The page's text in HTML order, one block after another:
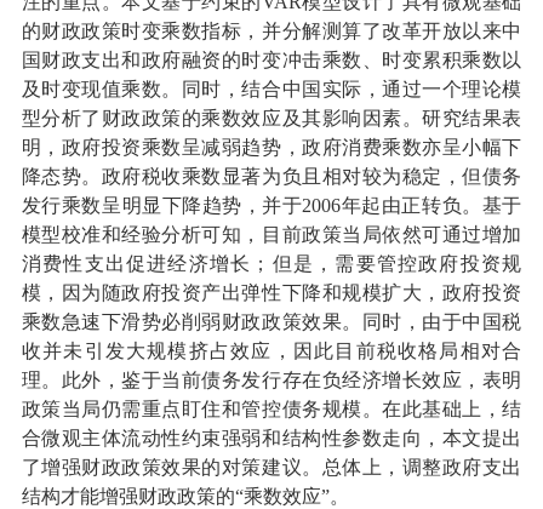
的财政政策时变乘数指标，并分解测算了改革开放以来中
国财政支出和政府融资的时变冲击乘数、时变累积乘数以
及时变现值乘数。同时，结合中国实际，通过一个理论模
型分析了财政政策的乘数效应及其影响因素。研究结果表
明，政府投资乘数呈减弱趋势，政府消费乘数亦呈小幅下
降态势。政府税收乘数显著为负且相对较为稳定，但债务
发行乘数呈明显下降趋势，并于2006年起由正转负。基于
模型校准和经验分析可知，目前政策当局依然可通过增加
消费性支出促进经济增长；但是，需要管控政府投资规
模，因为随政府投资产出弹性下降和规模扩大，政府投资
乘数急速下滑势必削弱财政政策效果。同时，由于中国税
收并未引发大规模挤占效应，因此目前税收格局相对合
理。此外，鉴于当前债务发行存在负经济增长效应，表明
政策当局仍需重点盯住和管控债务规模。在此基础上，结
合微观主体流动性约束强弱和结构性参数走向，本文提出
了增强财政政策效果的对策建议。总体上，调整政府支出
结构才能增强财政政策的“乘数效应”。